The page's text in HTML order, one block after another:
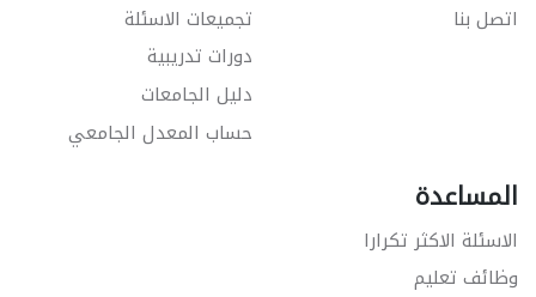
اتصل بنا
تجميعات الاسئلة
دورات تدريبية
دليل الجامعات
حساب المعدل الجامعي
المساعدة
الاسئلة الاكثر تكرارا
وظائف تعليم